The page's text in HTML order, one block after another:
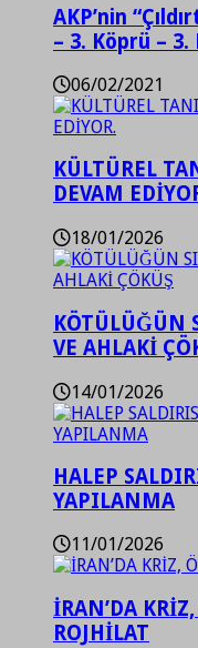
AKP’nin
– 3. Köprü – 3.
06/02/2021
KÜLTÜREL
DEVAM
18/01/2026
KÖTÜLÜĞÜN
VE AHLAKİ
14/01/2026
HALEP
YAPILANMA
11/01/2026
İRAN’DA
ROJHİLAT